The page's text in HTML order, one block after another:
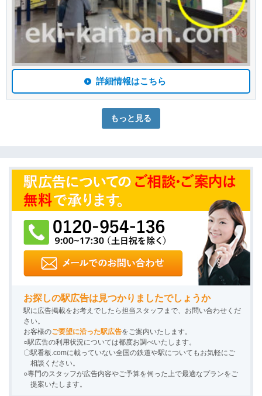
詳細情報はこちら
もっと見る
お探しの駅広告は見つかりましたでしょうか
駅に広告掲載をお考えでしたら担当スタッフまで、お問い合わせくだ
さい。
お客様のご要望に沿った駅広告をご案内いたします。
○駅広告の利用状況については都度お調べいたします。
〇駅看板.comに載っていない全国の鉄道や駅についてもお気軽にご
相談ください。
○専門のスタッフが広告内容やご予算を伺った上で最適なプランをご
提案いたします。